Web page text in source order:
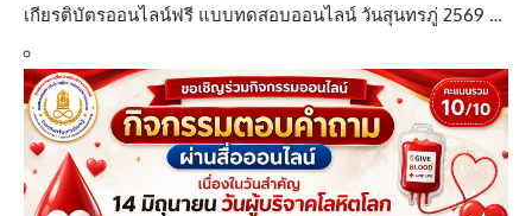
เกียรติบัตรออนไลน์ฟรี แบบทดสอบออนไลน์ วันสุนทรภู่ 2569 …